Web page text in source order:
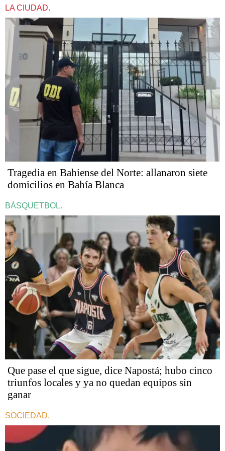
LA CIUDAD.
Tragedia en Bahiense del Norte: allanaron siete
domicilios en Bahía Blanca
BÁSQUETBOL.
Que pase el que sigue, dice Napostá; hubo cinco
triunfos locales y ya no quedan equipos sin
ganar
SOCIEDAD.